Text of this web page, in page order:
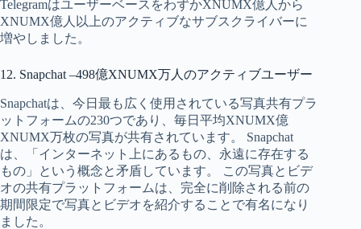
TelegramはユーザーベースをわずかXNUMX億人から
XNUMX億人以上のアクティブなサブスクライバーに
増やしました。
12. Snapchat –498億XNUMX万人のアクティブユーザー
Snapchatは、今日最も広く使用されている写真共有プラ
ットフォームの230つであり、毎日平均XNUMX億
XNUMX万枚の写真が共有されています。 Snapchat
は、「インターネット上にあるもの、永遠に存在する
もの」という概念と矛盾しています。 この写真とビデ
オの共有プラットフォームは、完全に削除される前の
期間限定で写真とビデオを紹介することで有名になり
ました。